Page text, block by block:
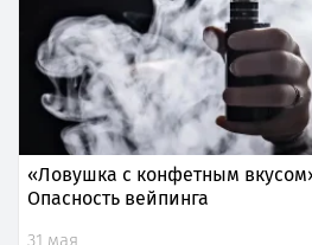
«Ловушка с конфетным
Опасность вейпинга
31 мая